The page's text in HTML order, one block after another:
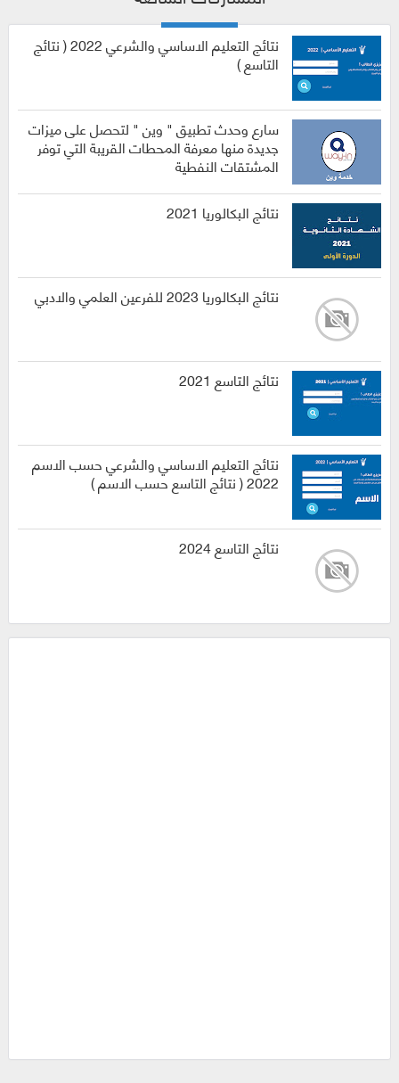
نتائج التعليم الاساسي والشرعي 2022 ( نتائج
التاسع )
سارع وحدث تطبيق " وين " لتحصل على ميزات
جديدة منها معرفة المحطات القريبة التي توفر
المشتقات النفطية
نتائج البكالوريا 2021
نتائج البكالوريا 2023 للفرعين العلمي والادبي
نتائج التاسع 2021
نتائج التعليم الاساسي والشرعي حسب الاسم
2022 ( نتائج التاسع حسب الاسم )
نتائج التاسع 2024